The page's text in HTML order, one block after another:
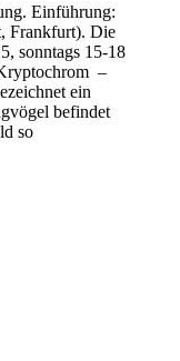
Einführung:
Frankfurt). Die
sonntags 15-18
–
ein
befindet
so